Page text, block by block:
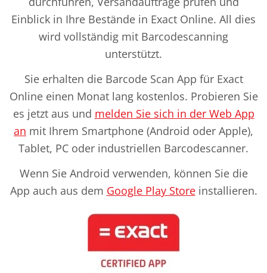
Einblick in Ihre Bestände in Exact Online. All dies
wird vollständig mit Barcodescanning
unterstützt.
Sie erhalten die Barcode Scan App für Exact
Online einen Monat lang kostenlos. Probieren Sie
es jetzt aus und melden Sie sich in der Web App
an mit Ihrem Smartphone (Android oder Apple),
Tablet, PC oder industriellen Barcodescanner.
Wenn Sie Android verwenden, können Sie die
App auch aus dem Google Play Storeinstallieren.